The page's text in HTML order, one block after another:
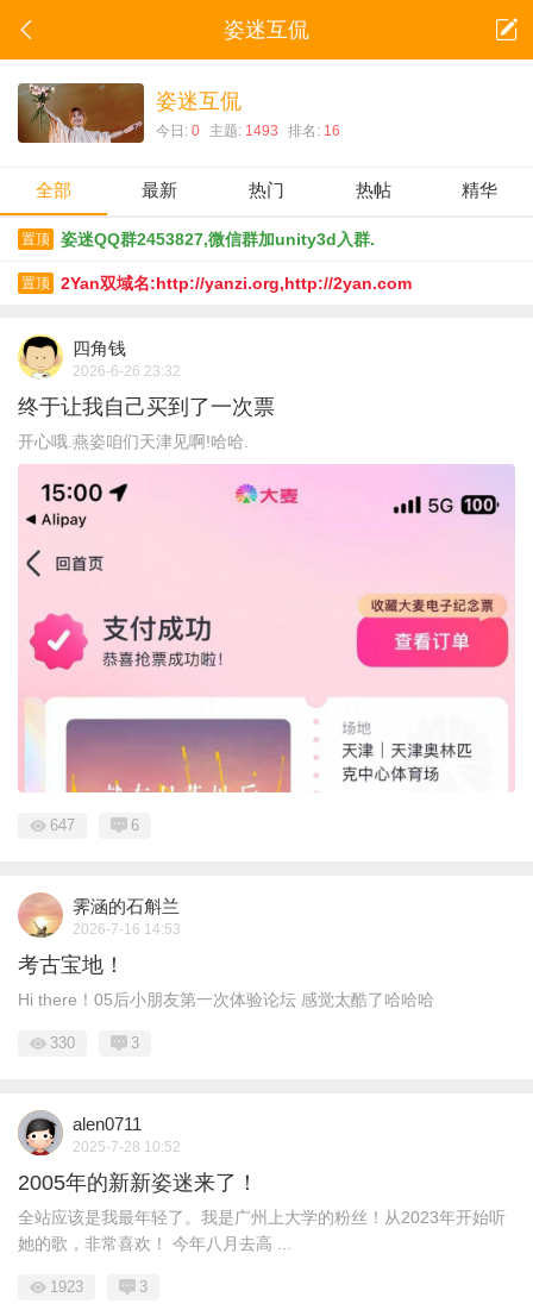
姿迷互侃
姿迷互侃
今日:0 主题: 1493 排名: 16
全部 最新 热门 热帖 精华
置顶 姿迷QQ群2453827,微信群加unity3d入群.
置顶 2Yan双域名:http://yanzi.org,http://2yan.com
四角钱
2026-6-26 23:32
终于让我自己买到了一次票
开心哦.燕姿咱们天津见啊!哈哈.
647 6
霁涵的石斛兰
2026-7-16 14:53
考古宝地！
Hi there！05后小朋友第一次体验论坛 感觉太酷了哈哈哈
330 3
alen0711
2025-7-28 10:52
2005年的新新姿迷来了！
全站应该是我最年轻了。我是广州上大学的粉丝！从2023年开始听
她的歌，非常喜欢！ 今年八月去高 ...
1923 3